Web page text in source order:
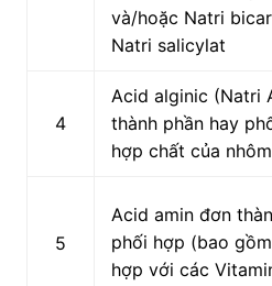
và/hoặc Natri
Natri salicylat
4
Acid alginic (Natri
thành phần hay
hợp chất của
5
Acid amin đơn
phối hợp (bao
hợp với các